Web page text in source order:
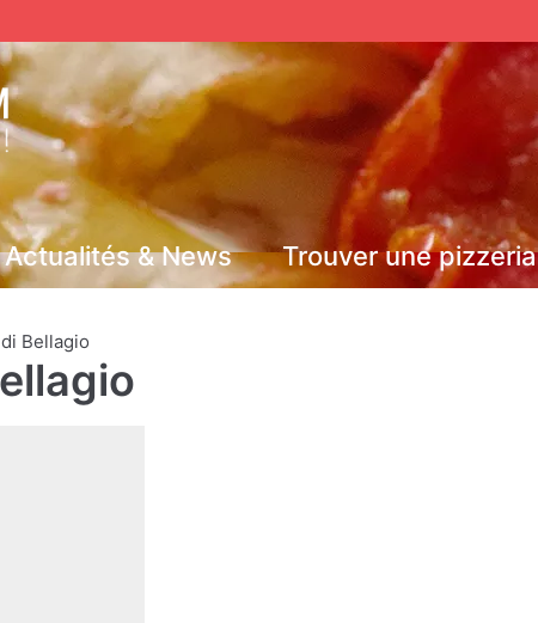
Actualités & News Trouver une pizzeria
Bellagio